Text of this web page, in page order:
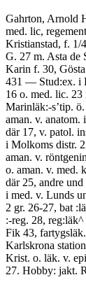
Gahrton, Arnold
med. lic,
Kristianstad, f. 1/
G. 27 m. Asta de
Karin f. 30,
431 — Stud:ex. i
16 o. med. lic.
Marinläk:-s’tip.
aman. v. anatom.
där 17, v. patol.
i Molkoms distr.
aman. v.
o. aman. v. med.
där 25, andre
i med. v. Lunds
2 gr. 26-27, bat
:-reg. 28, reg:läk^
Fik 43,
Karlskrona
Krist. o. läk. v.
27. Hobby: jakt.